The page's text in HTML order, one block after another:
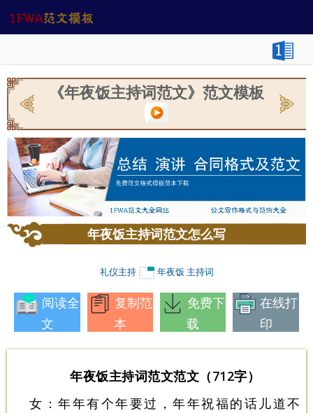
《年夜饭主持词范文》范文模板
年夜饭主持词范文怎么写
礼仪主持 年夜饭 主持词
阅读全
文
复制范
本
免费下
载
在线打
印
年夜饭主持词范文范文（712字）
女：年年有个年要过，年年祝福的话儿道不